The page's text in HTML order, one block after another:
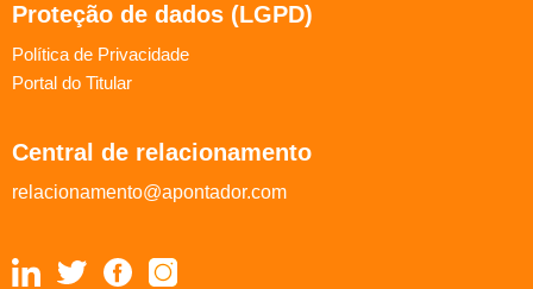
Proteção de dados (LGPD)
Política de Privacidade
Portal do Titular
Central de relacionamento
relacionamento@apontador.com